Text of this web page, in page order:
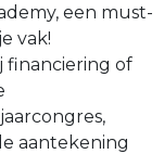
een must-
vak!
financiering of
aantekening